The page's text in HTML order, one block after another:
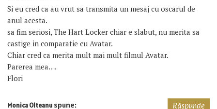
Si eu cred ca au vrut sa transmita un mesaj cu oscarul de
anul acesta.
sa fim seriosi, The Hart Locker chiar e slabut, nu merita sa
castige in comparatie cu Avatar.
Chiar cred ca merita mult mai mult filmul Avatar.
Parerea mea….
Flori
Monica Olteanu spune: Răspunde